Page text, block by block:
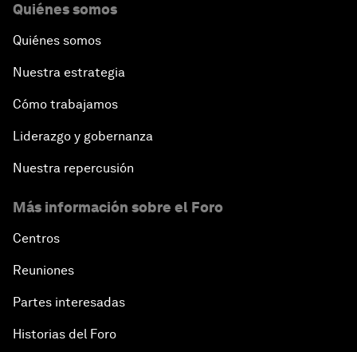
Quiénes somos
Quiénes somos
Nuestra estrategia
Cómo trabajamos
Liderazgo y gobernanza
Nuestra repercusión
Más información sobre el Foro
Centros
Reuniones
Partes interesadas
Historias del Foro